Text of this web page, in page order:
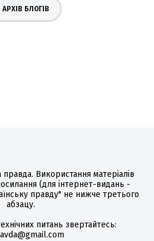
АРХІВ БЛОГІВ
Використання матеріалів
(для інтернет-видань -
правду" не нижче третього
абзацу.
питань звертайтесь: